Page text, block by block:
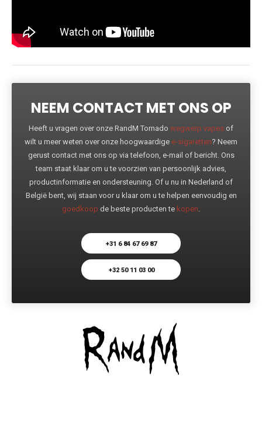
NEEM CONTACT MET ONS OP
Heeft u vragen over onze RandM Tornado wegwerp vapes of
wilt u meer weten over onze hoogwaardige e-sigaretten? Neem
gerust contact met ons op via telefoon, e-mail of bericht. Ons
team staat klaar om u te voorzien van persoonlijk advies,
productinformatie en ondersteuning. Of u nu in Nederland of
België bent, wij staan voor u klaar om u te helpen eenvoudig en
goedkoop de beste producten te kopen.
+31 6 84 67 69 87
+32 50 11 03 00